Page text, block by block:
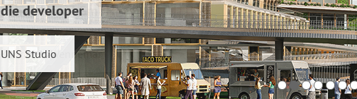
die developer
UNS Studio
Schwelmer7 GmbH
Konrad & Wennemar